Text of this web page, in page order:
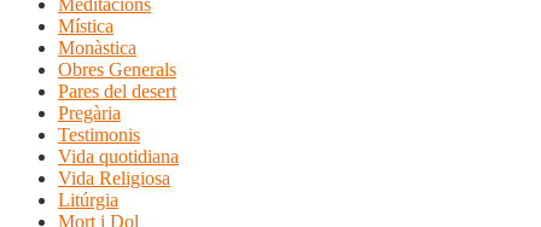
Meditacions
Mística
Monàstica
Obres Generals
Pares del desert
Pregària
Testimonis
Vida quotidiana
Vida Religiosa
Litúrgia
Mort i Dol